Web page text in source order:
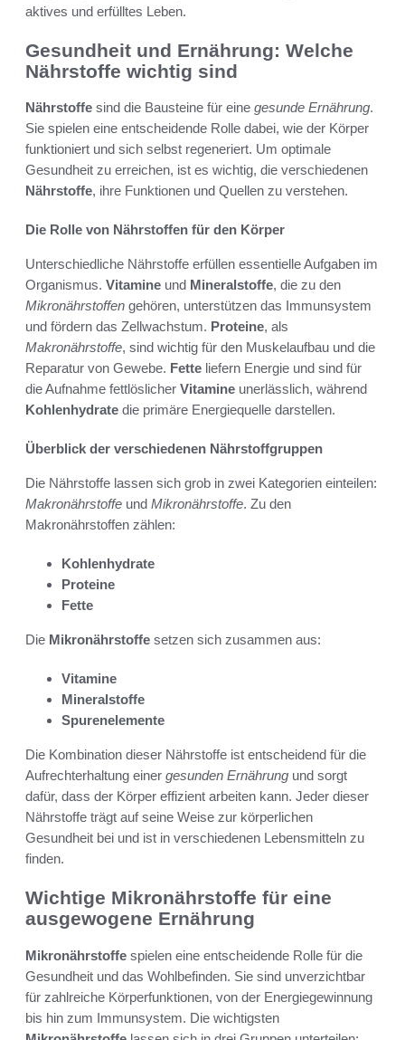
aktives und erfülltes Leben.
Gesundheit und Ernährung: Welche
Nährstoffe wichtig sind
Nährstoffe sind die Bausteine für eine gesunde Ernährung.
Sie spielen eine entscheidende Rolle dabei, wie der Körper
funktioniert und sich selbst regeneriert. Um optimale
Gesundheit zu erreichen, ist es wichtig, die verschiedenen
Nährstoffe, ihre Funktionen und Quellen zu verstehen.
Die Rolle von Nährstoffen für den Körper
Unterschiedliche Nährstoffe erfüllen essentielle Aufgaben im
Organismus. Vitamine und Mineralstoffe, die zu den
Mikronährstoffen gehören, unterstützen das Immunsystem
und fördern das Zellwachstum. Proteine, als
Makronährstoffe, sind wichtig für den Muskelaufbau und die
Reparatur von Gewebe. Fette liefern Energie und sind für
die Aufnahme fettlöslicher Vitamine unerlässlich, während
Kohlenhydrate die primäre Energiequelle darstellen.
Überblick der verschiedenen Nährstoffgruppen
Die Nährstoffe lassen sich grob in zwei Kategorien einteilen:
Makronährstoffe und Mikronährstoffe. Zu den
Makronährstoffen zählen:
Kohlenhydrate
Proteine
Fette
Die Mikronährstoffe setzen sich zusammen aus:
Vitamine
Mineralstoffe
Spurenelemente
Die Kombination dieser Nährstoffe ist entscheidend für die
Aufrechterhaltung einer gesunden Ernährung und sorgt
dafür, dass der Körper effizient arbeiten kann. Jeder dieser
Nährstoffe trägt auf seine Weise zur körperlichen
Gesundheit bei und ist in verschiedenen Lebensmitteln zu
finden.
Wichtige Mikronährstoffe für eine
ausgewogene Ernährung
Mikronährstoffe spielen eine entscheidende Rolle für die
Gesundheit und das Wohlbefinden. Sie sind unverzichtbar
für zahlreiche Körperfunktionen, von der Energiegewinnung
bis hin zum Immunsystem. Die wichtigsten